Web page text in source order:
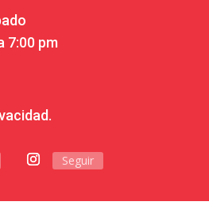
7:00 pm
Seguir